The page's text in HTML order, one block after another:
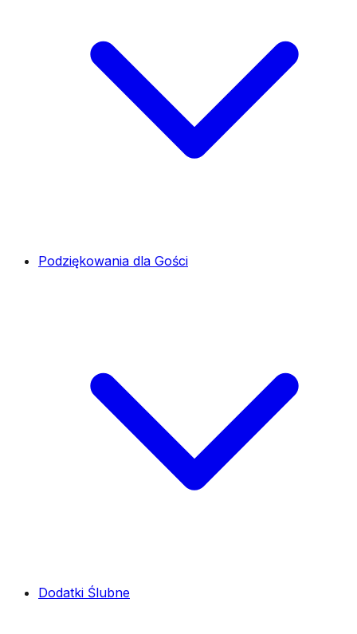
Podziękowania dla Gości
Dodatki Ślubne